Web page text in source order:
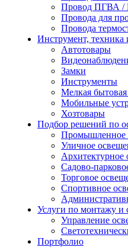
Провод
Провода для
Провода
Инструмент, техника
Автотовары
Замки
Инструменты
Мелкая
Мобильные
Хозтовары
Подбор решений по
Промышленное
Уличное
Архитектурное
Садово-
Торговое
Спортивное
Услуги по монтажу и
Управление
Портфолио